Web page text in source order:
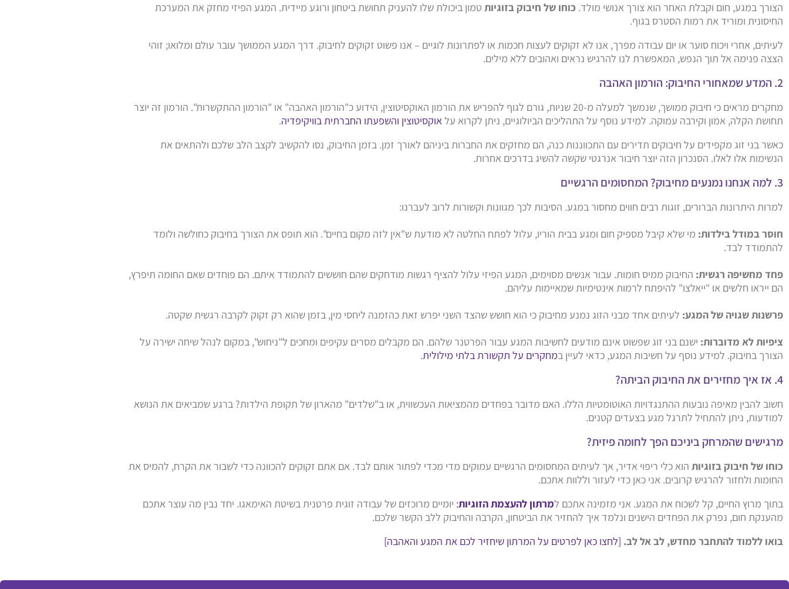
הצורך במגע, חום וקבלת האחר הוא צורך אנושי מולד. כוחו של חיבוק בזוגיות טמון ביכולת שלו להעניק תחושת ביטחון ורוגע מיידית. המגע הפיזי מחזק את המערכת
החיסונית ומוריד את רמות הסטרס בגוף.
לעיתים, אחרי ויכוח סוער או יום עבודה מפרך, אנו לא זקוקים לעצות חכמות או לפתרונות לוגיים – אנו פשוט זקוקים לחיבוק. דרך המגע הממושך עובר עולם ומלואו; זוהי
הצצה פנימה אל תוך הנפש, המאפשרת לנו להרגיש נראים ואהובים ללא מילים.
2. המדע שמאחורי החיבוק: הורמון האהבה
מחקרים מראים כי חיבוק ממושך, שנמשך למעלה מ-20 שניות, גורם לגוף להפריש את הורמון האוקסיטוצין, הידוע כ"הורמון האהבה" או "הורמון ההתקשרות". הורמון זה יוצר
תחושת הקלה, אמון וקירבה עמוקה. למידע נוסף על התהליכים הביולוגיים, ניתן לקרוא עלאוקסיטוצין והשפעתו החברתית בוויקיפדיה.
כאשר בני זוג מקפידים על חיבוקים תדירים עם התכווננות כנה, הם מחזקים את החברות ביניהם לאורך זמן. בזמן החיבוק, נסו להקשיב לקצב הלב שלכם ולהתאים את
הנשימות אלו לאלו. הסנכרון הזה יוצר חיבור אנרגטי שקשה להשיג בדרכים אחרות.
3. למה אנחנו נמנעים מחיבוק? המחסומים הרגשיים
למרות היתרונות הברורים, זוגות רבים חווים מחסור במגע. הסיבות לכך מגוונות וקשורות לרוב לעברנו:
חוסר במודל בילדות: מי שלא קיבל מספיק חום ומגע בבית הוריו, עלול לפתח החלטה לא מודעת ש"אין לזה מקום בחיים". הוא תופס את הצורך בחיבוק כחולשה ולומד
להתמודד לבד.
פחד מחשיפה רגשית: החיבוק ממיס חומות. עבור אנשים מסוימים, המגע הפיזי עלול להציף רגשות מודחקים שהם חוששים להתמודד איתם. הם פוחדים שאם החומה תיפרץ,
הם ייראו חלשים או "ייאלצו" להיפתח לרמות אינטימיות שמאיימות עליהם.
פרשנות שגויה של המגע: לעיתים אחד מבני הזוג נמנע מחיבוק כי הוא חושש שהצד השני יפרש זאת כהזמנה ליחסי מין, בזמן שהוא רק זקוק לקרבה רגשית שקטה.
ציפיות לא מדוברות: ישנם בני זוג שפשוט אינם מודעים לחשיבות המגע עבור הפרטנר שלהם. הם מקבלים מסרים עקיפים ומחכים ל"ניחוש", במקום לנהל שיחה ישירה על
הצורך בחיבוק. למידע נוסף על חשיבות המגע, כדאי לעיין במחקרים על תקשורת בלתי מילולית.
4. אז איך מחזירים את החיבוק הביתה?
חשוב להבין מאיפה נובעות ההתנגדויות האוטומטיות הללו. האם מדובר בפחדים מהמציאות העכשווית, או ב"שלדים" מהארון של תקופת הילדות? ברגע שמביאים את הנושא
למודעות, ניתן להתחיל לתרגל מגע בצעדים קטנים.
מרגישים שהמרחק ביניכם הפך לחומה פיזית?
כוחו של חיבוק בזוגיות הוא כלי ריפוי אדיר, אך לעיתים המחסומים הרגשיים עמוקים מדי מכדי לפתור אותם לבד. אם אתם זקוקים להכוונה כדי לשבור את הקרח, להמיס את
החומות ולחזור להרגיש קרובים. אני כאן כדי לעזור וללוות אתכם.
בתוך מרוץ החיים, קל לשכוח את המגע. אני מזמינה אתכם למרתון להעצמת הזוגיות: יומיים מרוכזים של עבודה זוגית פרטנית בשיטת האימאגו. יחד נבין מה עוצר אתכם
מהענקת חום, נפרק את הפחדים הישנים ונלמד איך להחזיר את הביטחון, הקרבה והחיבוק ללב הקשר שלכם.
בואו ללמוד להתחבר מחדש, לב אל לב. [לחצו כאן לפרטים על המרתון שיחזיר לכם את המגע והאהבה]